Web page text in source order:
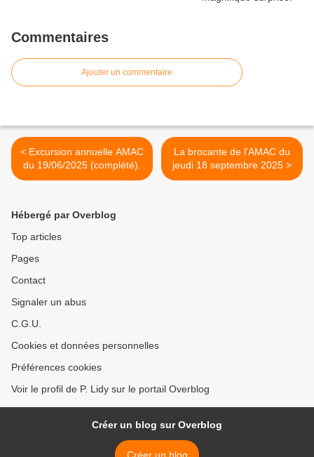
Commentaires
Ajouter un commentaire
< Excursion annuelle AMAC
du 19/06/2025 (complété).
La brocante de l'AMAC du
jeudi 18 septembre 2025 >
Hébergé par Overblog
Top articles
Pages
Contact
Signaler un abus
C.G.U.
Cookies et données personnelles
Préférences cookies
Voir le profil de P. Lidy sur le portail Overblog
Créer un blog sur Overblog